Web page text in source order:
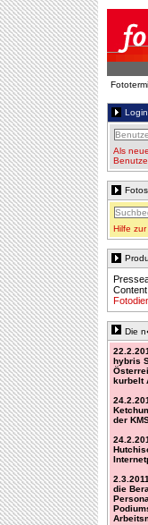
Login
Als
Hilfe
Die
hybris
kurbelt
der
die